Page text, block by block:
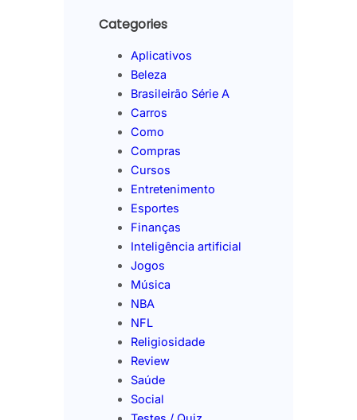
Categories
Aplicativos
Beleza
Brasileirão Série A
Carros
Como
Compras
Cursos
Entretenimento
Esportes
Finanças
Inteligência artificial
Jogos
Música
NBA
NFL
Religiosidade
Review
Saúde
Social